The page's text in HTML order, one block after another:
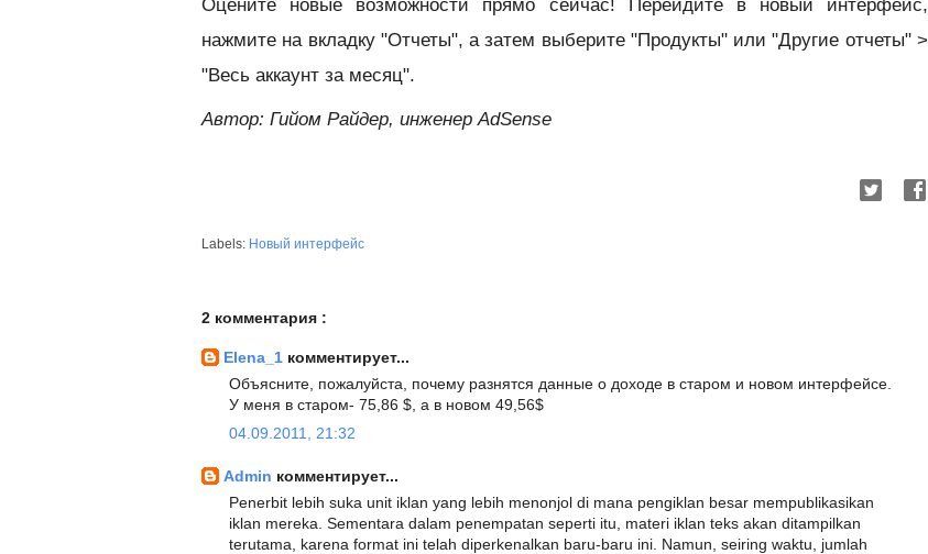
Оцените новые возможности прямо сейчас! Перейдите в новый интерфейс,
нажмите на вкладку "Отчеты", а затем выберите "Продукты" или "Другие отчеты" >
"Весь аккаунт за месяц".
Автор: Гийом Райдер, инженер AdSense
Labels: Новый интерфейс
2 комментария :
Elena_1 комментирует...
Объясните, пожалуйста, почему разнятся данные о доходе в старом и новом интерфейсе.
У меня в старом- 75,86 $, а в новом 49,56$
04.09.2011, 21:32
Admin комментирует...
Penerbit lebih suka unit iklan yang lebih menonjol di mana pengiklan besar mempublikasikan
iklan mereka. Sementara dalam penempatan seperti itu, materi iklan teks akan ditampilkan
terutama, karena format ini telah diperkenalkan baru-baru ini. Namun, seiring waktu, jumlah